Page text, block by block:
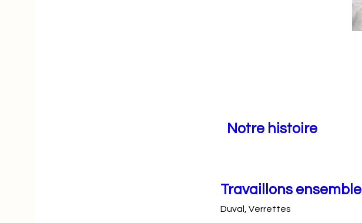
Notre histoire
Travaillons ensemble
Duval, Verrettes